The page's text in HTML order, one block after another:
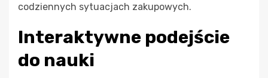
codziennych sytuacjach zakupowych.
Interaktywne podejście
do nauki